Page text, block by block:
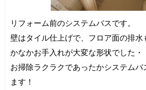
リフォーム前のシステムバスです。
壁はタイル仕上げで、フロア面の排水
かなかお手入れが大変な形状でした・
お掃除ラクラクであったかシステムバ
ます！